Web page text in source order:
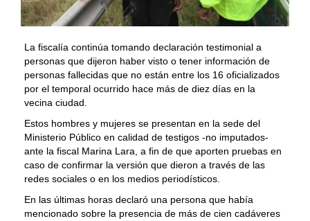
La fiscalía continúa tomando declaración testimonial a
personas que dijeron haber visto o tener información de
personas fallecidas que no están entre los 16 oficializados
por el temporal ocurrido hace más de diez días en la
vecina ciudad.
Estos hombres y mujeres se presentan en la sede del
Ministerio Público en calidad de testigos -no imputados-
ante la fiscal Marina Lara, a fin de que aporten pruebas en
caso de confirmar la versión que dieron a través de las
redes sociales o en los medios periodísticos.
En las últimas horas declaró una persona que había
mencionado sobre la presencia de más de cien cadáveres